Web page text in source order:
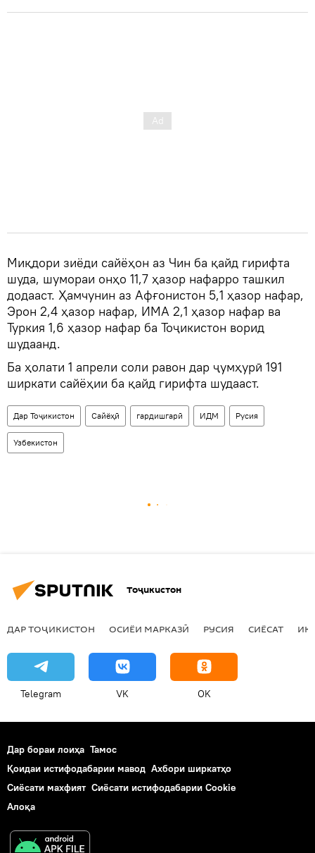
Миқдори зиёди сайёҳон аз Чин ба қайд гирифта
шуда, шумораи онҳо 11,7 ҳазор нафарро ташкил
додааст. Ҳамчунин аз Афғонистон 5,1 ҳазор нафар,
Эрон 2,4 ҳазор нафар, ИМА 2,1 ҳазор нафар ва
Туркия 1,6 ҳазор нафар ба Тоҷикистон ворид
шудаанд.
Ба ҳолати 1 апрели соли равон дар ҷумҳурӣ 191
ширкати сайёҳии ба қайд гирифта шудааст.
Дар Тоҷикистон Сайёҳӣ гардишгарӣ ИДМ Русия
Узбекистон
Тоҷикистон
ДАР ТОҶИКИСТОН ОСИЁИ МАРКАЗӢ РУСИЯ СИЁСАТ
Telegram VK OK
Дар бораи лоиҳа Тамос
Қоидаи истифодабарии мавод Ахбори ширкатҳо
Сиёсати махфият Сиёсати истифодабарии Cookie
Алоқа